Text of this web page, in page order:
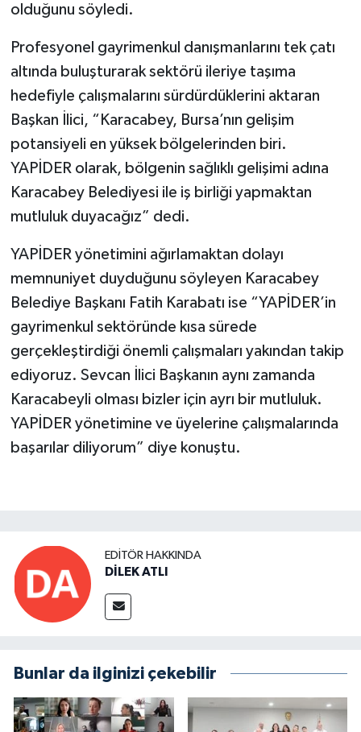
olduğunu söyledi.
Profesyonel gayrimenkul danışmanlarını tek çatı
altında buluşturarak sektörü ileriye taşıma
hedefiyle çalışmalarını sürdürdüklerini aktaran
Başkan İlici, “Karacabey, Bursa’nın gelişim
potansiyeli en yüksek bölgelerinden biri.
YAPİDER olarak, bölgenin sağlıklı gelişimi adına
Karacabey Belediyesi ile iş birliği yapmaktan
mutluluk duyacağız” dedi.
YAPİDER yönetimini ağırlamaktan dolayı
memnuniyet duyduğunu söyleyen Karacabey
Belediye Başkanı Fatih Karabatı ise “YAPİDER’in
gayrimenkul sektöründe kısa sürede
gerçekleştirdiği önemli çalışmaları yakından takip
ediyoruz. Sevcan İlici Başkanın aynı zamanda
Karacabeyli olması bizler için ayrı bir mutluluk.
YAPİDER yönetimine ve üyelerine çalışmalarında
başarılar diliyorum” diye konuştu.
EDITÖR HAKKINDA
DİLEK ATLI
Bunlar da ilginizi çekebilir